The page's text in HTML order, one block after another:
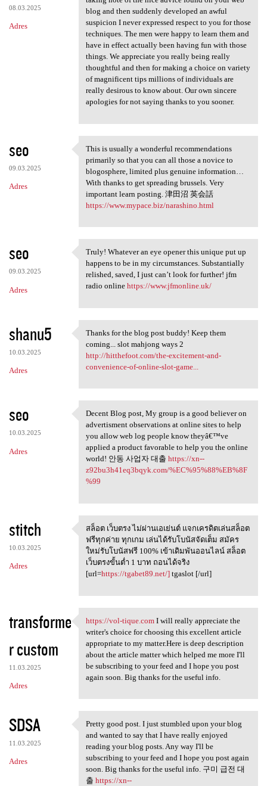
08.03.2025
Adres
blog and then suddenly developed an awful
suspicion I never expressed respect to you for those
techniques. The men were happy to learn them and
have in effect actually been having fun with those
things. We appreciate you really being really
thoughtful and then for making a choice on variety
of magnificent tips millions of individuals are
really desirous to know about. Our own sincere
apologies for not saying thanks to you sooner.
seo
09.03.2025
Adres
This is usually a wonderful
This is usually a wonderful recommendations
primarily so that you can all those a novice to
blogosphere, limited plus genuine information…
With thanks to get spreading brussels. Very
important learn posting. 津田沼 英会話
https://www.mypace.biz/narashino.html
seo
09.03.2025
Adres
Truly! Whatever an eye opener
Truly! Whatever an eye opener this unique put up
happens to be in my circumstances. Substantially
relished, saved, I just can’t look for further! jfm
radio online https://www.jfmonline.uk/
shanu5
10.03.2025
Adres
Thanks for the blog post
Thanks for the blog post buddy! Keep them
coming... slot mahjong ways 2
http://hitthefoot.com/the-excitement-and-
convenience-of-online-slot-game...
seo
10.03.2025
Adres
Decent Blog post, My group is
Decent Blog post, My group is a good believer on
advertisment observations at online sites to help
you allow web log people know theyâ€™ve
applied a product favorable to help you the online
world! 안동 사업자 대출 https://xn--
z92bu3h41eq3bqyk.com/%EC%95%88%EB%8F
%99
stitch
10.03.2025
Adres
สล็อต เว็บตรง ไม่ผ่านเอเย่นต์
สล็อต เว็บตรง ไม่ผ่านเอเย่นต์ แจกเครดิตเล่นสล็อต
ฟรีทุกค่าย ทุกเกม เล่นได้รับโบนัสจัดเต็ม สมัคร
ใหม่รับโบนัสฟรี 100% เข้าเดิมพันออนไลน์ สล็อต
เว็บตรงขั้นต่ำ 1 บาท ถอนได้จริง
[url=https://tgabet89.net/]tgaslot [/url]
transforme
r custom
11.03.2025
Adres
https://vol-tique.com I will
https://vol-tique.comI will really appreciate the
writer's choice for choosing this excellent article
appropriate to my matter.Here is deep description
about the article matter which helped me more I'll
be subscribing to your feed and I hope you post
again soon. Big thanks for the useful info.
SDSA
11.03.2025
Adres
Pretty good post. I just
Pretty good post. I just stumbled upon your blog
and wanted to say that I have really enjoyed
reading your blog posts. Any way I'll be
subscribing to your feed and I hope you post again
soon. Big thanks for the useful info. 구미 급전 대
출 https://xn--